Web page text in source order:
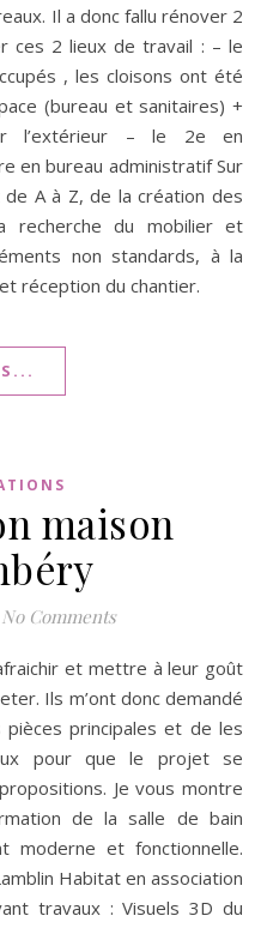
Il a donc fallu rénover 2
ces 2 lieux de travail : – le
, les cloisons ont été
(bureau et sanitaires) +
l’extérieur – le 2e en
en bureau administratif Sur
A à Z, de la création des
recherche du mobilier et
non standards, à la
réception du chantier.
maison
No Comments
Ils m’ont donc demandé
principales et de les
pour que le projet se
Je vous montre
de la salle de bain
moderne et fonctionnelle.
Habitat en association
travaux : Visuels 3D du